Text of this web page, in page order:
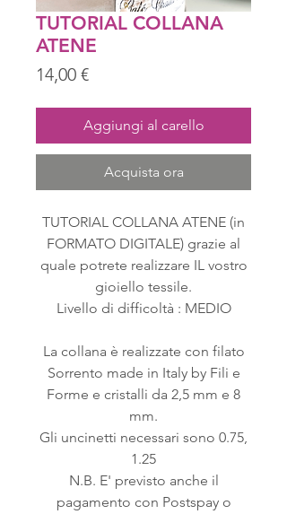
TUTORIAL COLLANA
ATENE
14,00 €Prezzo
Aggiungi al carello
Acquista ora
TUTORIAL COLLANA ATENE (in
FORMATO DIGITALE) grazie al
quale potrete realizzare IL vostro
gioiello tessile.
Livello di difficoltà : MEDIO
La collana è realizzate con filato
Sorrento made in Italy by Fili e
Forme e cristalli da 2,5 mm e 8
mm.
Gli uncinetti necessari sono 0.75,
1.25
N.B. E' previsto anche il
pagamento con Postspay o